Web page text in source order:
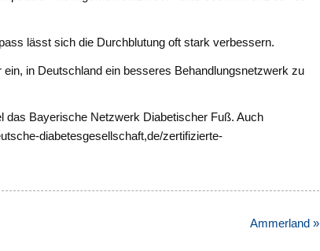
lässt sich die Durchblutung oft stark verbessern.
in Deutschland ein besseres Behandlungsnetzwerk zu
das Bayerische Netzwerk Diabetischer Fuß. Auch
diabetesgesellschaft,de/zertifizierte-
Ammerland »